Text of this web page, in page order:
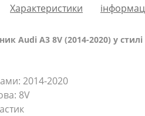
Характеристики
Audi A3 8V (2014-2020) у стилі
2014-2020
8V